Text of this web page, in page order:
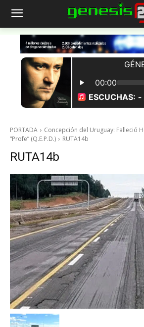
PORTADA
Concepción del Uruguay: Falleció
“Profe” (Q.E.P.D.)
RUTA14b
RUTA14b